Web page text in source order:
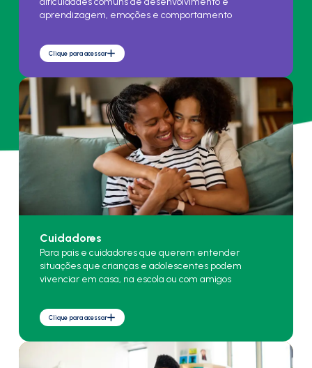
aprendizagem, emoções e comportamento
Clique para acessar
Cuidadores
Para pais e cuidadores que querem entender
situações que crianças e adolescentes podem
vivenciar em casa, na escola ou com amigos
Clique para acessar